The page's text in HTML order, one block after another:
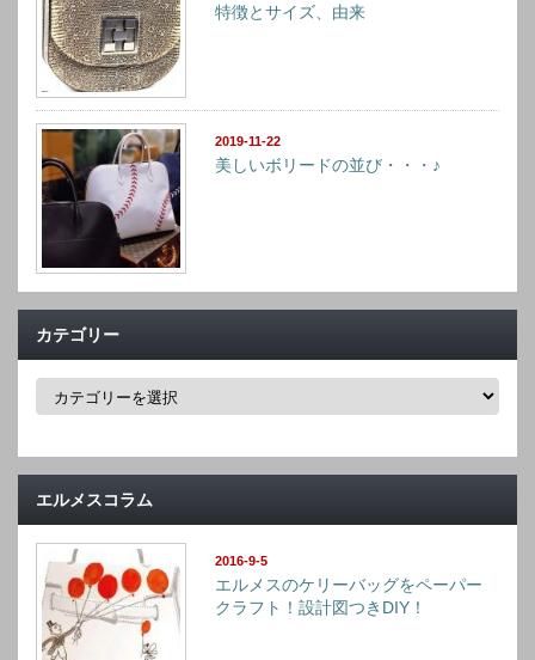
特徴とサイズ、由来
2019-11-22
美しいボリードの並び・・・♪
カテゴリー
ー
エルメスコラム
2016-9-5
エルメスのケリーバッグをペーパー
クラフト！設計図つきDIY！